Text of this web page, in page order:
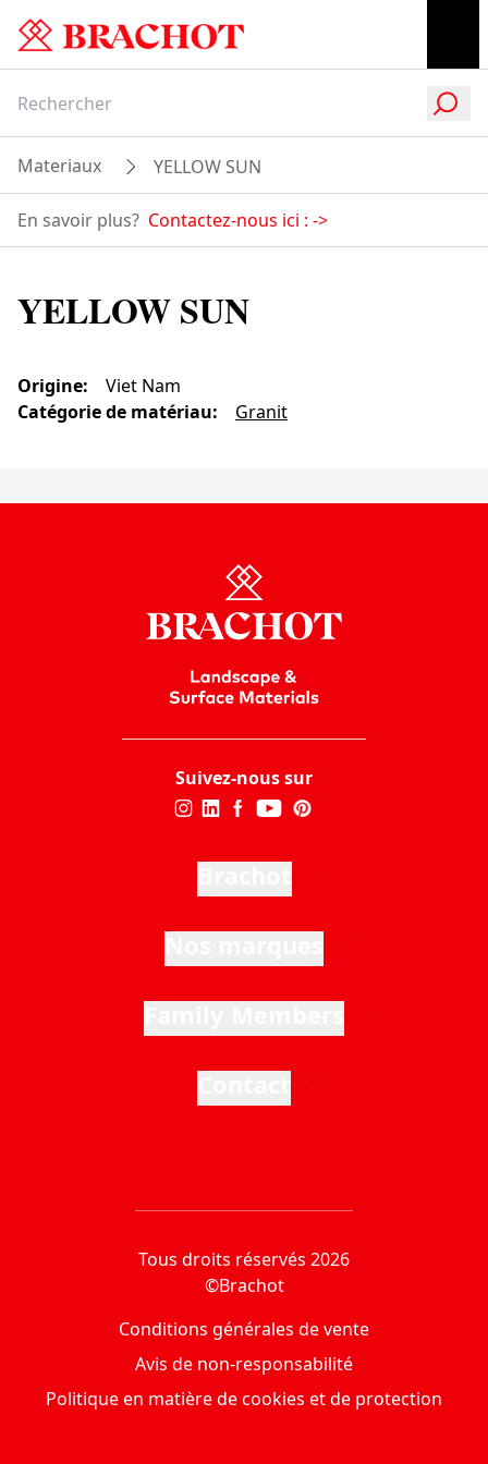
Materiaux YELLOW SUN
En savoir plus? Contactez-nous ici : ->
YELLOW SUN
Origine:
Viet Nam
Catégorie de matériau: Granit
Suivez-nous sur
Tous droits réservés 2026
©Brachot
Conditions générales de vente
Avis de non-responsabilité
Politique en matière de cookies et de protection